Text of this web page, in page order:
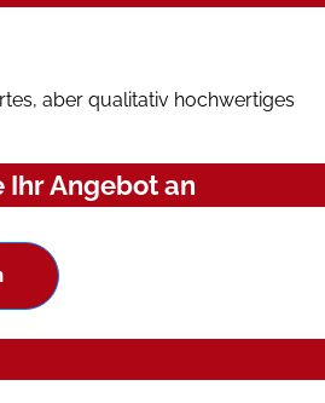
aber qualitativ hochwertiges
Ihr Angebot an